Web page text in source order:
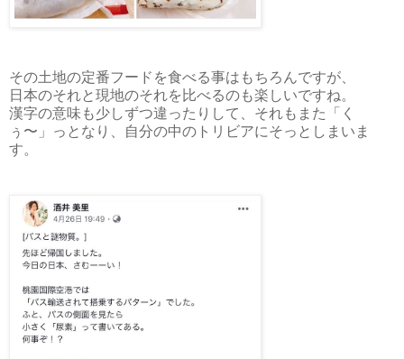
その土地の定番フードを食べる事はもちろんですが、
日本のそれと現地のそれを比べるのも楽しいですね。
漢字の意味も少しずつ違ったりして、それもまた「く
ぅ〜」っとなり、自分の中のトリビアにそっとしまいま
す。